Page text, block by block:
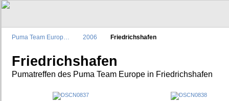
Puma Team Europ… 2006 Friedrichshafen
Friedrichshafen
Pumatreffen des Puma Team Europe in Friedrichshafen